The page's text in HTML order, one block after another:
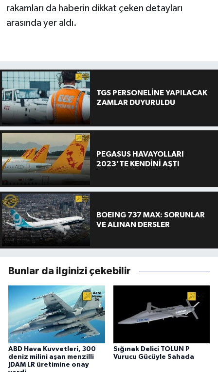
rakamları da haberin dikkat çeken detayları
arasında yer aldı.
TGS PERSONELİNE YAPILACAK
ZAMLAR DUYURULDU
PEGASUS HAVAYOLLARI
2023'TE KENDİNİ AŞTI
BOEING 737 MAX: SORUNLAR
VE ALINAN DERSLER
Bunlar da ilginizi çekebilir
ABD Hava Kuvvetleri, 300
deniz milini aşan menzilli
JDAM LR üretimine onay
Sığınak Delici TOLUN P
Vurucu Gücüyle Sahada